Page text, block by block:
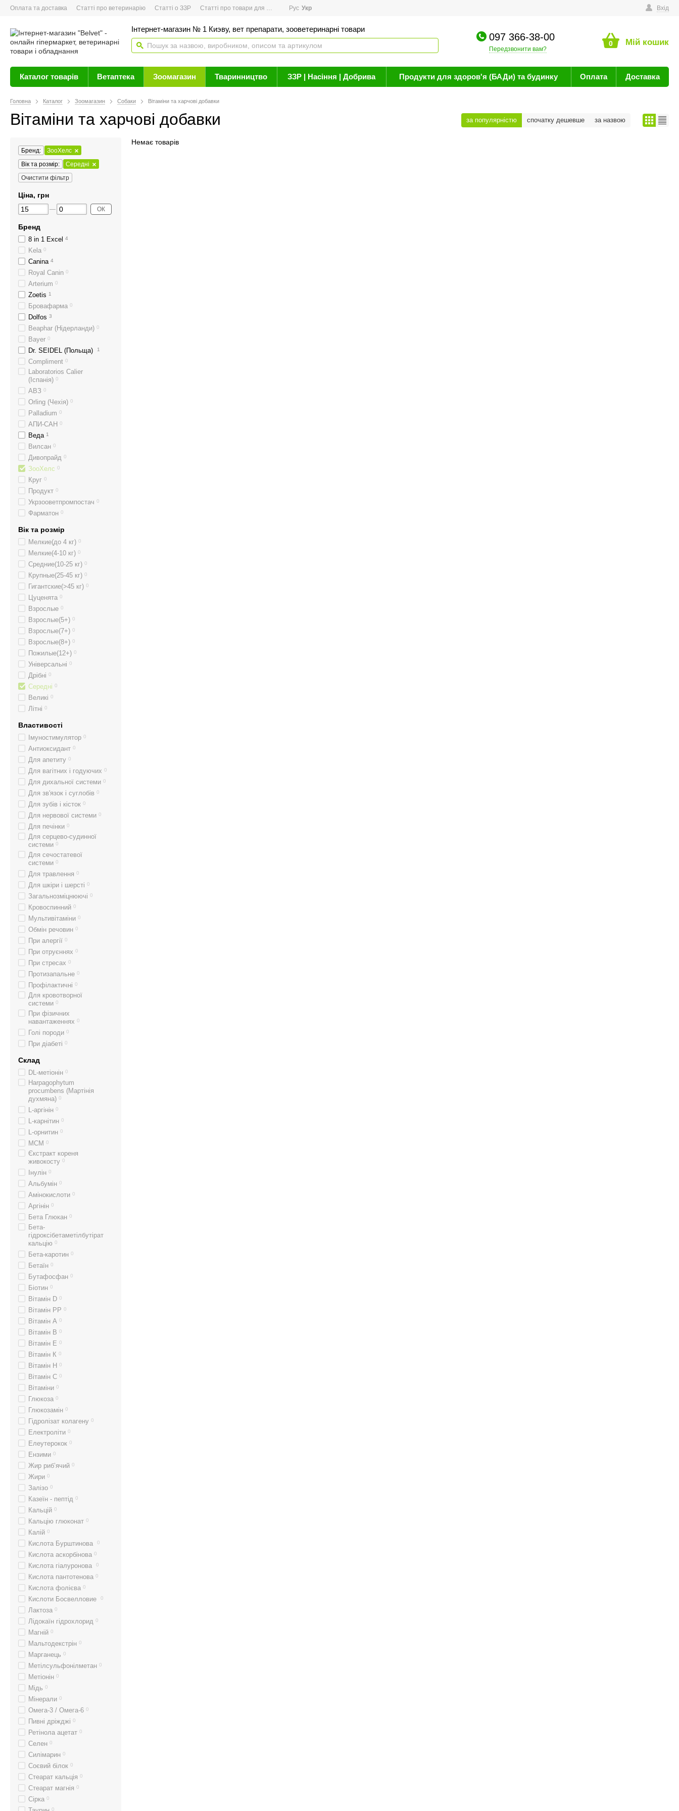
Оплата та доставка Статті про ветеринарію Статті о ЗЗР Статті про товари для здоров'я Новини Вхід
Рус Укр
Інтернет-магазин № 1 Киэву, вет препарати, зооветеринарні товари
097 366-38-00
Передзвонити вам?
0 Мій кошик
Каталог товарів Ветаптека Зоомагазин Тваринництво ЗЗР | Насіння | Добрива Продукти для здоров'я (БАДи) та будинку Оплата Доставка
Головна Каталог Зоомагазин Собаки Вітаміни та харчові добавки
Вітаміни та харчові добавки за популярністю спочатку дешевше за назвою
Немає товарів
Бренд:
ЗооХелс
Вік та розмір:
Середні
Очистити фільтр
Ціна, грн
ОК
Бренд
8 in 1 Excel 4
Kela 0
Canina 4
Royal Canin 0
Arterium 0
Zoetis 1
Бровафарма 0
Dolfos 3
Beaphar (Нідерланди) 0
Bayer 0
Dr. SEIDEL (Польща) 1
Compliment 0
Laboratorios Calier
(Іспанія) 0
АВЗ 0
Orling (Чехія) 0
Palladium 0
АПИ-САН 0
Веда 1
Вилсан 0
Дивопрайд 0
ЗооХелс 0
Круг 0
Продукт 0
Укрзооветпромпостач 0
Фарматон 0
Вік та розмір
Мелкие(до 4 кг) 0
Мелкие(4-10 кг) 0
Средние(10-25 кг) 0
Крупные(25-45 кг) 0
Гигантские(>45 кг) 0
Цуценята 0
Взрослые 0
Взрослые(5+) 0
Взрослые(7+) 0
Взрослые(8+) 0
Пожилые(12+) 0
Універсальні 0
Дрібні 0
Середні 0
Великі 0
Літні 0
Властивості
Імуностимулятор 0
Антиоксидант 0
Для апетиту 0
Для вагітних і годуючих 0
Для дихальної системи 0
Для зв'язок і суглобів 0
Для зубів і кісток 0
Для нервової системи 0
Для печінки 0
Для серцево-судинної
системи 0
Для сечостатевої
системи 0
Для травлення 0
Для шкіри і шерсті 0
Загальнозміцнюючі 0
Кровоспинний 0
Мультивітаміни 0
Обмін речовин 0
При алергії 0
При отруєннях 0
При стресах 0
Протизапальне 0
Профілактичні 0
Для кровотворної
системи 0
При фізичних
навантаженнях 0
Голі породи 0
При діабеті 0
Склад
DL-метіонін 0
Harpagophytum
procumbens (Мартінія
духмяна) 0
L-аргінін 0
L-карнітин 0
L-орнитин 0
MCM 0
Єкстракт кореня
живокосту 0
Інулін 0
Альбумін 0
Амінокислоти 0
Аргінін 0
Бета Глюкан 0
Бета-
гідроксібетаметілбутірат
кальцію 0
Бета-каротин 0
Бетаїн 0
Бутафосфан 0
Біотин 0
Вітамін D 0
Вітамін PP 0
Вітамін А 0
Вітамін В 0
Вітамін Е 0
Вітамін К 0
Вітамін Н 0
Вітамін С 0
Вітаміни 0
Глюкоза 0
Глюкозамін 0
Гідролізат колагену 0
Електроліти 0
Елеутерокок 0
Ензими 0
Жир риб’ячий 0
Жири 0
Залізо 0
Казеїн - пептід 0
Кальцій 0
Кальцію глюконат 0
Калій 0
Кислота Бурштинова 0
Кислота аскорбінова 0
Кислота гіалуронова 0
Кислота пантотенова 0
Кислота фолієва 0
Кислоти Босвелловие 0
Лактоза 0
Лідокаїн гідрохлорид 0
Магній 0
Мальтодекстрін 0
Марганець 0
Метілсульфонілметан 0
Метіонін 0
Мідь 0
Мінерали 0
Омега-3 / Омега-6 0
Пивні дріжджі 0
Ретінола ацетат 0
Селен 0
Силімарин 0
Соєвий білок 0
Стеарат кальція 0
Стеарат магнія 0
Сірка 0
0